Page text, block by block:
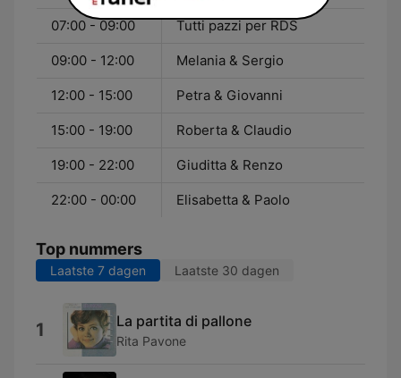
07:00 - 09:00 Tutti pazzi per RDS
09:00 - 12:00 Melania & Sergio
12:00 - 15:00 Petra & Giovanni
15:00 - 19:00 Roberta & Claudio
19:00 - 22:00 Giuditta & Renzo
22:00 - 00:00 Elisabetta & Paolo
Top nummers
Laatste 7 dagen Laatste 30 dagen
1 La partita di pallone
Rita Pavone